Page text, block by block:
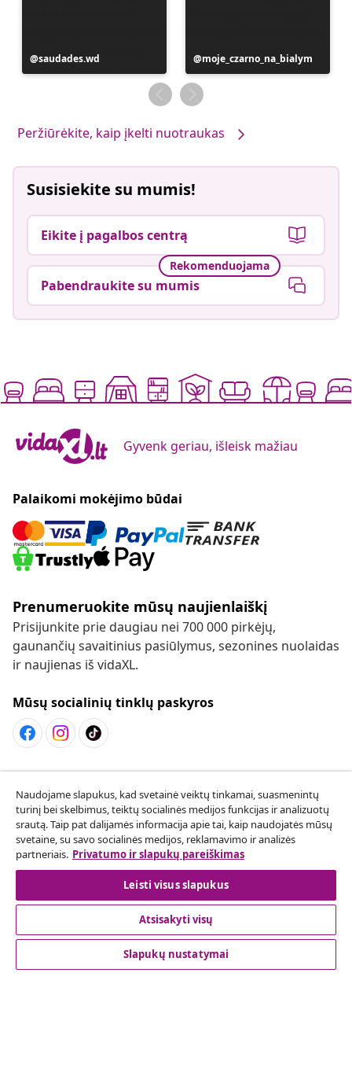
Įrašą
paskelbė
saudades.wd
Įrašą
paskelbė
moje_czarno_na_bialym
Peržiūrėkite, kaip įkelti nuotraukas
Susisiekite su mumis!
Eikite į pagalbos centrą
Rekomenduojama
Pabendraukite su mumis
Gyvenk geriau, išleisk mažiau
Palaikomi mokėjimo būdai
Prenumeruokite mūsų naujienlaiškį
Prisijunkite prie daugiau nei 700 000 pirkėjų,
gaunančių savaitinius pasiūlymus, sezonines nuolaidas
ir naujienas iš vidaXL.
Mūsų socialinių tinklų paskyros
Sutarties atsisakymas
Pateikite prašymą atsisakyti užsakymo.
Sutarties atsisakymas
Klientų aptarnavimas
Naudojame slapukus, kad svetainė veiktų tinkamai, suasmenintų
turinį bei skelbimus, teiktų socialinės medijos funkcijas ir analizuotų
srautą. Taip pat dalijamės informacija apie tai, kaip naudojatės mūsų
svetaine, su savo socialinės medijos, reklamavimo ir analizės
partneriais. Privatumo ir slapukų pareiškimas
Leisti visus slapukus
Atsisakyti visų
Slapukų nustatymai